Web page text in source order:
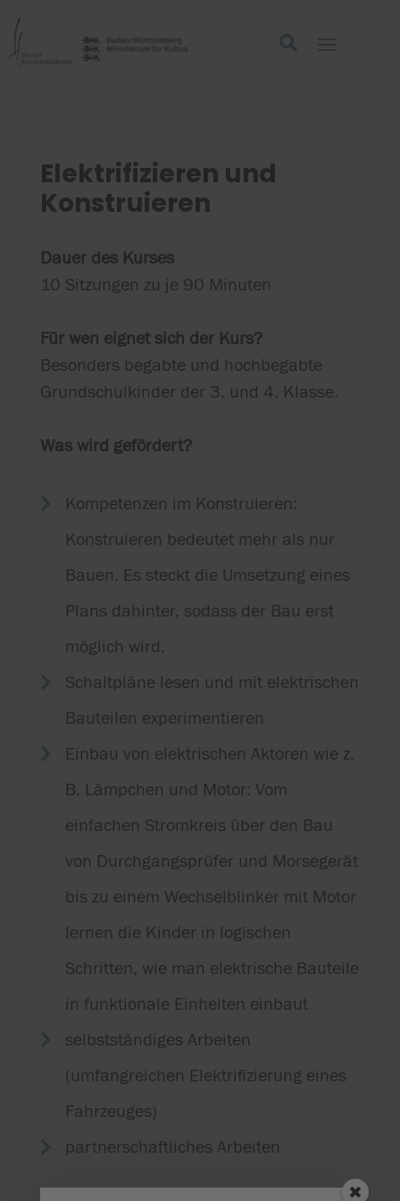
Elektrifizieren und
Konstruieren
Dauer des Kurses
10 Sitzungen zu je 90 Minuten
Für wen eignet sich der Kurs?
Besonders begabte und hochbegabte
Grundschulkinder der 3. und 4. Klasse.
Was wird gefördert?
Kompetenzen im Konstruieren:
Konstruieren bedeutet mehr als nur
Bauen. Es steckt die Umsetzung eines
Plans dahinter, sodass der Bau erst
möglich wird.
Schaltpläne lesen und mit elektrischen
Bauteilen experimentieren
Einbau von elektrischen Aktoren wie z.
B. Lämpchen und Motor: Vom
einfachen Stromkreis über den Bau
von Durchgangsprüfer und Morsegerät
bis zu einem Wechselblinker mit Motor
lernen die Kinder in logischen
Schritten, wie man elektrische Bauteile
in funktionale Einheiten einbaut
selbstständiges Arbeiten
(umfangreichen Elektrifizierung eines
Fahrzeuges)
partnerschaftliches Arbeiten